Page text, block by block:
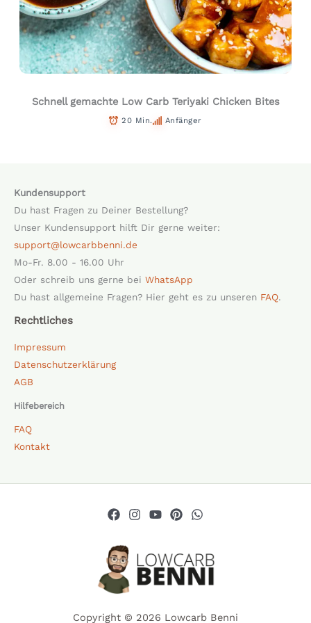
Schnell gemachte Low Carb Teriyaki Chicken Bites
20 Min. Anfänger
Kundensupport
Du hast Fragen zu Deiner Bestellung?
Unser Kundensupport hilft Dir gerne weiter:
support@lowcarbbenni.de
Mo-Fr. 8.00 - 16.00 Uhr
Oder schreib uns gerne bei WhatsApp
Du hast allgemeine Fragen? Hier geht es zu unseren FAQ.
Rechtliches
Impressum
Datenschutzerklärung
AGB
Hilfebereich
FAQ
Kontakt
Copyright © 2026 Lowcarb Benni